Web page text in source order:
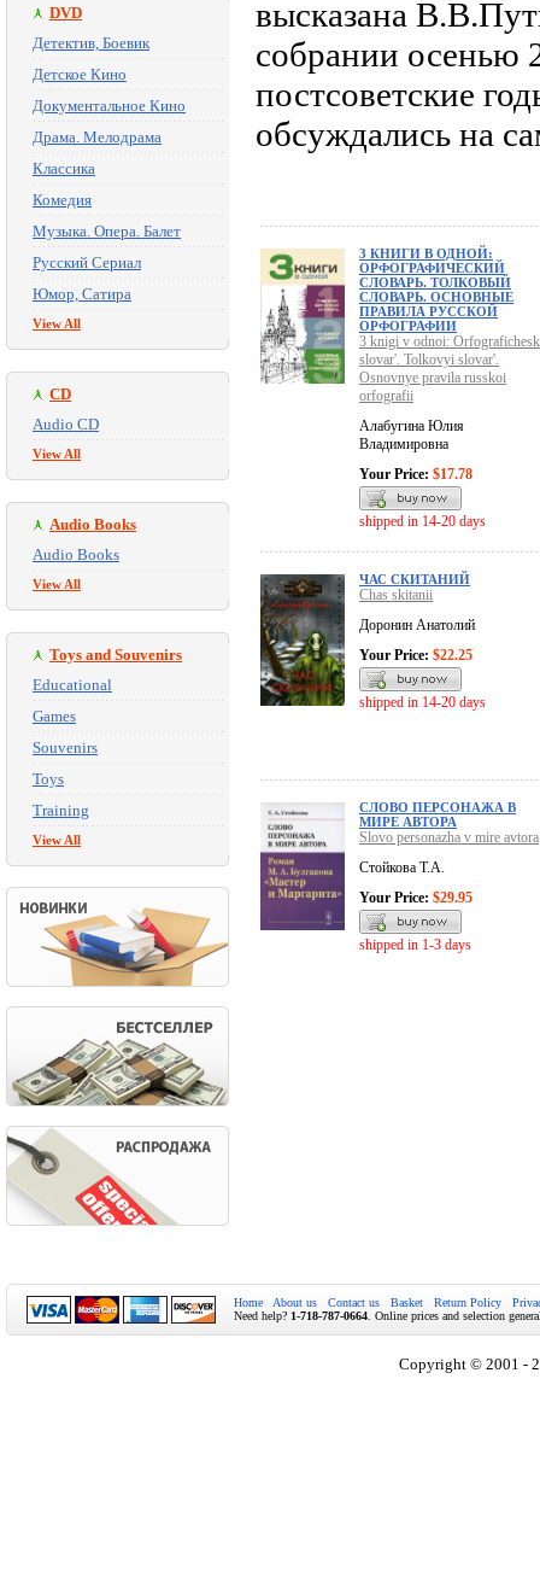
DVD
Детектив, Боевик
Детское Кино
Документальное Кино
Драма. Мелодрама
Классика
Комедия
Музыка. Опера. Балет
Русский Сериал
Юмор, Сатира
View All
CD
Audio CD
View All
Audio Books
Audio Books
View All
Toys and Souvenirs
Educational
Games
Souvenirs
Toys
Training
View All
высказана
собрании осенью
постсоветские
обсуждались на
3 КНИГИ В ОДНОЙ:
ОРФОГРАФИЧЕСКИЙ
СЛОВАРЬ. ТОЛКОВЫЙ
СЛОВАРЬ. ОСНОВНЫЕ
ПРАВИЛА РУССКОЙ
ОРФОГРАФИИ
3 knigi v odnoi:
slovar'. Tolkovyi slovar'.
Osnovnye pravila russkoi
orfografii
Алабугина Юлия
Владимировна
Your Price: $17.78
shipped in 14-20 days
ЧАС СКИТАНИЙ
Chas skitanii
Доронин Анатолий
Your Price: $22.25
shipped in 14-20 days
СЛОВО ПЕРСОНАЖА В
МИРЕ АВТОРА
Slovo personazha v mire avtora
Стойкова Т.А.
Your Price: $29.95
shipped in 1-3 days
Home About us Contact us Basket Return Policy
Need help? 1-718-787-0664 . Online prices and selection
Copyright © 2001 -